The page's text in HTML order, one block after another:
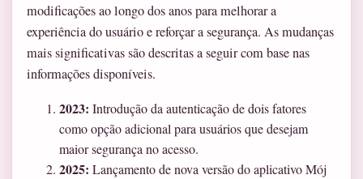
modificações ao longo dos anos para melhorar a
experiência do usuário e reforçar a segurança. As mudanças
mais significativas são descritas a seguir com base nas
informações disponíveis.
2023: Introdução da autenticação de dois fatores
como opção adicional para usuários que desejam
maior segurança no acesso.
2025: Lançamento de nova versão do aplicativo Mój